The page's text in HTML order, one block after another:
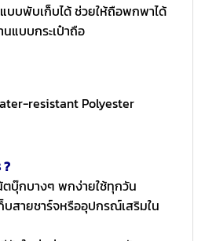
บบพับเก็บได้ ช่วยให้ถือพกพาได้
นแบบกระเป๋าถือ
resistant Polyester
?
ตบุ๊กบางๆ พกง่ายใช้ทุกวัน
สายชาร์จหรืออุปกรณ์เสริมใน